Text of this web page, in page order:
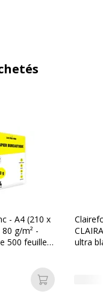
- A4 (210 x
g/m² -
500 feuilles
Ajouter au
ultra